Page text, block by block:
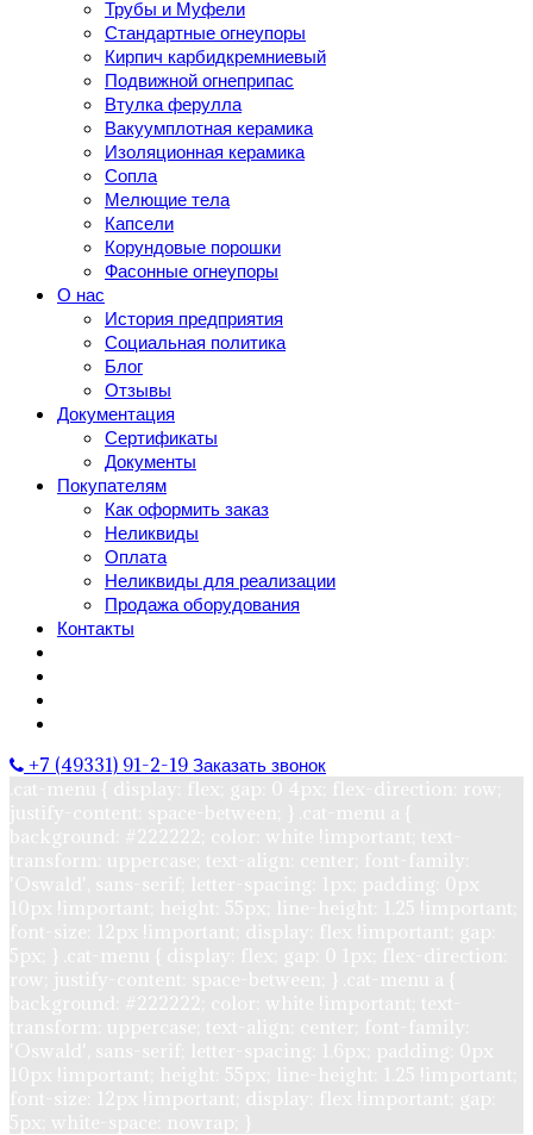
Трубы и Муфели
Стандартные огнеупоры
Кирпич карбидкремниевый
Подвижной огнеприпас
Втулка ферулла
Вакуумплотная керамика
Изоляционная керамика
Сопла
Мелющие тела
Капсели
Корундовые порошки
Фасонные огнеупоры
О нас
История предприятия
Социальная политика
Блог
Отзывы
Документация
Сертификаты
Документы
Покупателям
Как оформить заказ
Неликвиды
Оплата
Неликвиды для реализации
Продажа оборудования
Контакты
+7 (49331) 91-2-19 Заказать звонок
.cat-menu { display: flex; gap: 0 4px; flex-direction: row;
justify-content: space-between; } .cat-menu a {
background: #222222; color: white !important; text-
transform: uppercase; text-align: center; font-family:
'Oswald', sans-serif; letter-spacing: 1px; padding: 0px
10px !important; height: 55px; line-height: 1.25 !important;
font-size: 12px !important; display: flex !important; gap:
5px; } .cat-menu { display: flex; gap: 0 1px; flex-direction:
row; justify-content: space-between; } .cat-menu a {
background: #222222; color: white !important; text-
transform: uppercase; text-align: center; font-family:
'Oswald', sans-serif; letter-spacing: 1.6px; padding: 0px
10px !important; height: 55px; line-height: 1.25 !important;
font-size: 12px !important; display: flex !important; gap:
5px; white-space: nowrap; }